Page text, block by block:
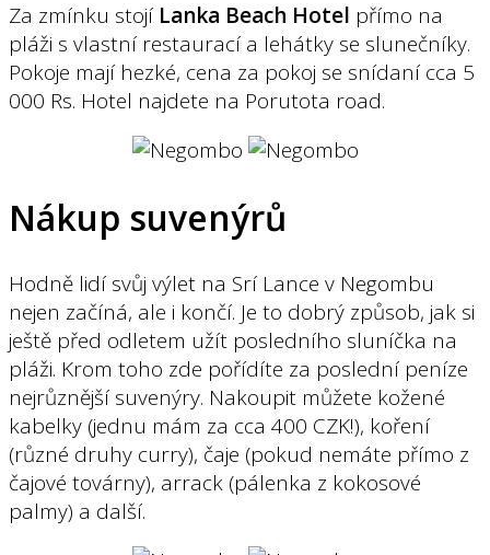
Za zmínku stojí Lanka Beach Hotel přímo na
pláži s vlastní restaurací a lehátky se slunečníky.
Pokoje mají hezké, cena za pokoj se snídaní cca 5
000 Rs. Hotel najdete na Porutota road.
Nákup suvenýrů
Hodně lidí svůj výlet na Srí Lance v Negombu
nejen začíná, ale i končí. Je to dobrý způsob, jak si
ještě před odletem užít posledního sluníčka na
pláži. Krom toho zde pořídíte za poslední peníze
nejrůznější suvenýry. Nakoupit můžete kožené
kabelky (jednu mám za cca 400 CZK!), koření
(různé druhy curry), čaje (pokud nemáte přímo z
čajové továrny), arrack (pálenka z kokosové
palmy) a další.